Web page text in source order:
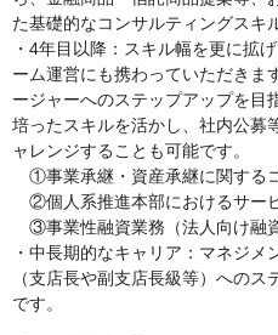
た基礎的なコンサルティングスキ
・4年目以降：スキル幅を更に拡
ーム運営にも携わっていただきま
ージャーへのステップアップを目
培ったスキルを活かし、社内公募
ャレンジすることも可能です。
①事業承継・資産承継に関する
②個人系推進本部におけるサー
③事業性融資業務（法人向け融
・中長期的なキャリア：マネジ
（支店長や副支店長級等）への
です。